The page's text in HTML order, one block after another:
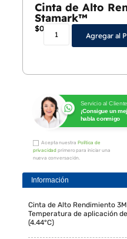
Cinta de Alto
Stamark™
$0
Agregar al
Servicio al Cliente
¡Consigue un
habla conmigo
Acepta nuestra Política de
privacidad primero para iniciar una
nueva conversación.
Información
Cinta de Alto Rendimiento
Temperatura de aplicación
(4.44°C)